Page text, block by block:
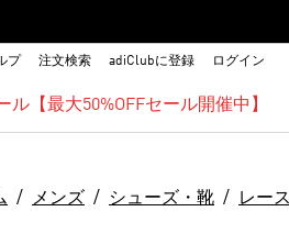
プ 注文検索 adiClubに登録 ログイン
ル【最大50%OFFセール開催中】
メンズ シューズ・靴 レース